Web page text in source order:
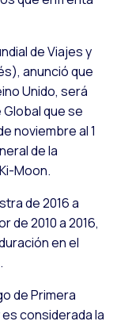
de Viajes y
anunció que
Unido, será
que se
noviembre al 1
de la
Moon.
de 2016 a
de 2010 a 2016,
en el
de Primera
considerada la